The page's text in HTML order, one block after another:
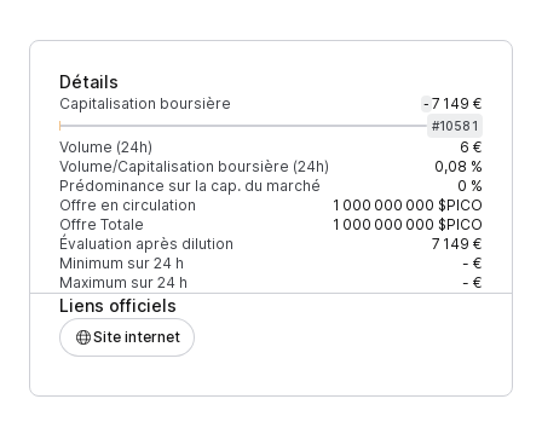
Détails
Capitalisation boursière - 7 149 €
#10581
Volume (24h)
6 €
Volume/Capitalisation boursière (24h)
0,08 %
Prédominance sur la cap. du marché
0 %
Offre en circulation
1 000 000 000 $PICO
Offre Totale
1 000 000 000 $PICO
Évaluation après dilution
7 149 €
Minimum sur 24 h
- €
Maximum sur 24 h
- €
Liens officiels
Site internet